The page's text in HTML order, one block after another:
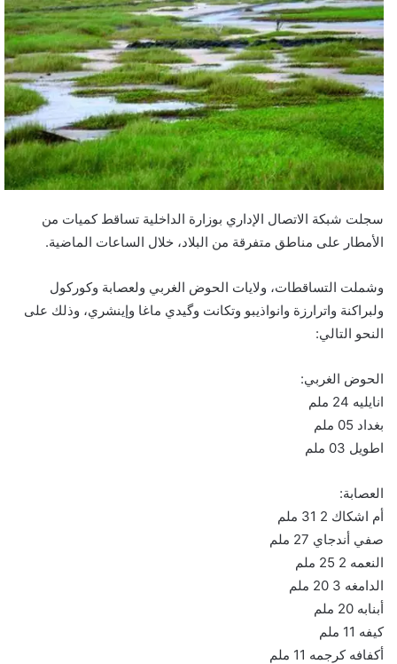
سجلت شبكة الاتصال الإداري بوزارة الداخلية تساقط كميات من
الأمطار على مناطق متفرقة من البلاد، خلال الساعات الماضية.
وشملت التساقطات، ولايات الحوض الغربي ولعصابة وكوركول
ولبراكنة واترارزة وانواذيبو وتكانت وگيدي ماغا وإينشري، وذلك على
النحو التالي:
الحوض الغربي:
انايليه 24 ملم
بغداد 05 ملم
اطويل 03 ملم
العصابة:
أم اشكاك 2 31 ملم
صفي أندجاي 27 ملم
النعمه 2 25 ملم
الدامغه 3 20 ملم
أبنابه 20 ملم
كيفه 11 ملم
أكفافه كرجمه 11 ملم